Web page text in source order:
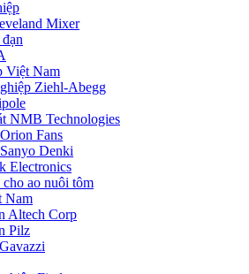
Mixer
Việt Nam
Ziehl-Abegg
NMB Technologies
Fans
Denki
Electronics
ao nuôi tôm
Nam
Altech Corp
Pilz